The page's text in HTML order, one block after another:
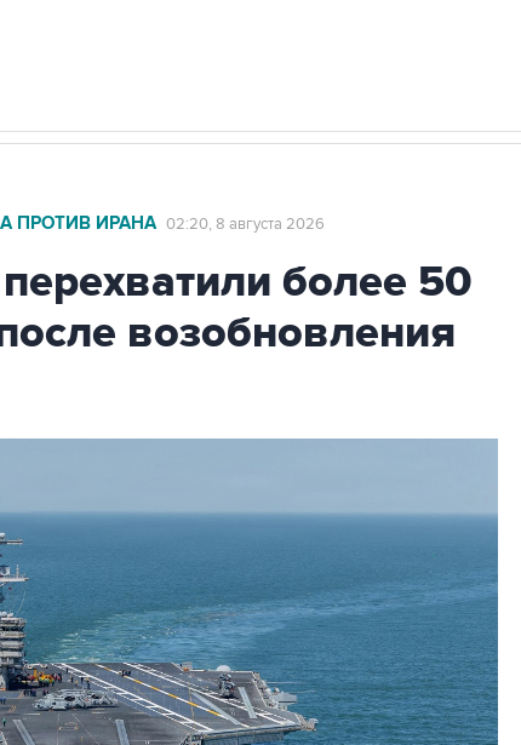
ПРОТИВ ИРАНА 02:20, 8 августа 2026
более 50
возобновления